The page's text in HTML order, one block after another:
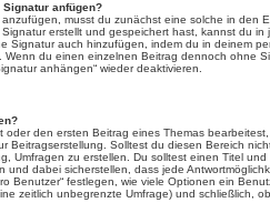
anfügen?
musst du zunächst eine solche in den
erstellt und gespeichert hast, kannst du in
Signatur auch hinzufügen, indem du in deinem
Wenn du einen einzelnen Beitrag dennoch ohne
anhängen“ wieder deaktivieren.
den ersten Beitrag eines Themas
Beitragserstellung. Solltest du diesen Bereich
Umfragen zu erstellen. Du solltest einen Titel
und dabei sicherstellen, dass jede
Benutzer“ festlegen, wie viele Optionen ein
zeitlich unbegrenzte Umfrage) und schließlich,